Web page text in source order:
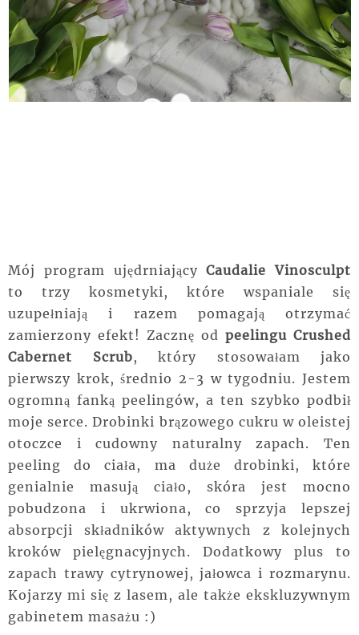
Mój program ujędrniającyCaudalie Vinosculpt
to trzy kosmetyki, które wspaniale się
uzupełniają i razem pomagają otrzymać
zamierzony efekt! Zacznę od peelingu Crushed
Cabernet Scrub, który stosowałam jako
pierwszy krok, średnio 2-3 w tygodniu. Jestem
ogromną fanką peelingów, a ten szybko podbił
moje serce. Drobinki brązowego cukru w oleistej
otoczce i cudowny naturalny zapach. Ten
peeling do ciała, ma duże drobinki, które
genialnie masują ciało, skóra jest mocno
pobudzona i ukrwiona, co sprzyja lepszej
absorpcji składników aktywnych z kolejnych
kroków pielęgnacyjnych. Dodatkowy plus to
zapach trawy cytrynowej, jałowca i rozmarynu.
Kojarzy mi się z lasem, ale także ekskluzywnym
gabinetem masażu :)